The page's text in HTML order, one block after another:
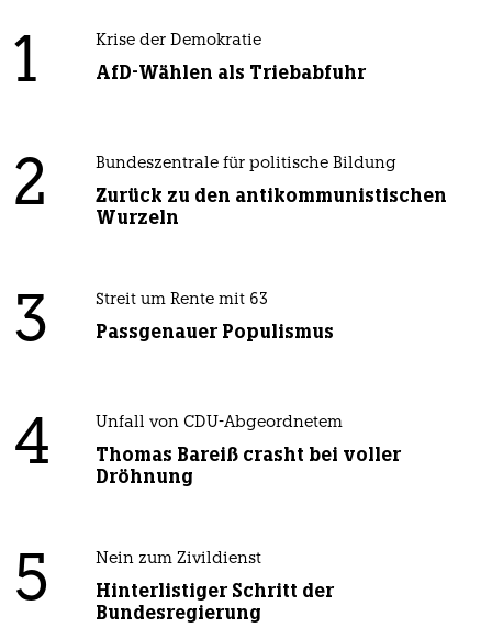
1 Krise der Demokratie
AfD-Wählen als Triebabfuhr
2 Bundeszentrale für politische Bildung
Zurück zu den antikommunistischen
Wurzeln
3 Streit um Rente mit 63
Passgenauer Populismus
4 Unfall von CDU-Abgeordnetem
Thomas Bareiß crasht bei voller
Dröhnung
5 Nein zum Zivildienst
Hinterlistiger Schritt der
Bundesregierung